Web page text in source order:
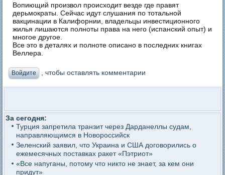
Вопиющий произвол происходит везде где правят
дерьмократы. Сейчас идут слушания по тотальной
вакцинации в Калифорнии, владельцы инвестиционного
жилья лишаются полноты права на него (испанский опыт) и
многое другое.
Все это в деталях и полноте описано в последних книгах
Веллера.
Войдите , чтобы оставлять комментарии
За сегодня:
Турция запретила транзит через Дарданеллы судам,
направляющимся в Новороссийск
Зеленский заявил, что Украина и США договорились о
ежемесячных поставках ракет «Пэтриот»
«Все напуганы, потому что никто не знает, за кем они
придут»